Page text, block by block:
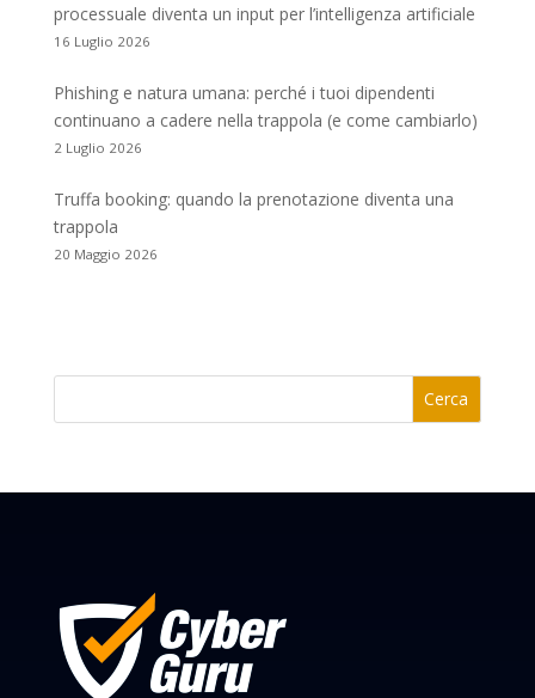
processuale diventa un input per l’intelligenza artificiale
16 Luglio 2026
Phishing e natura umana: perché i tuoi dipendenti
continuano a cadere nella trappola (e come cambiarlo)
2 Luglio 2026
Truffa booking: quando la prenotazione diventa una
trappola
20 Maggio 2026
Cerca